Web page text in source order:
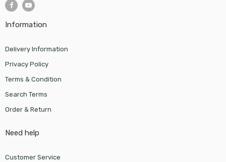
Information
Delivery Information
Privacy Policy
Terms & Condition
Search Terms
Order & Return
Need help
Customer Service